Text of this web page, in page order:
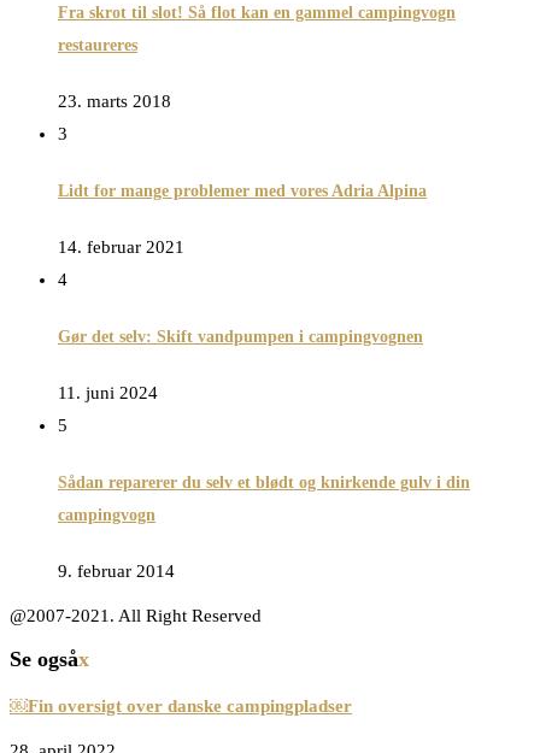
Fra skrot til slot! Så flot kan en gammel campingvogn
restaureres
23. marts 2018
3
Lidt for mange problemer med vores Adria Alpina
14. februar 2021
4
Gør det selv: Skift vandpumpen i campingvognen
11. juni 2024
5
Sådan reparerer du selv et blødt og knirkende gulv i din
campingvogn
9. februar 2014
@2007-2021. All Right Reserved
Se ogsåx
￼Fin oversigt over danske campingpladser